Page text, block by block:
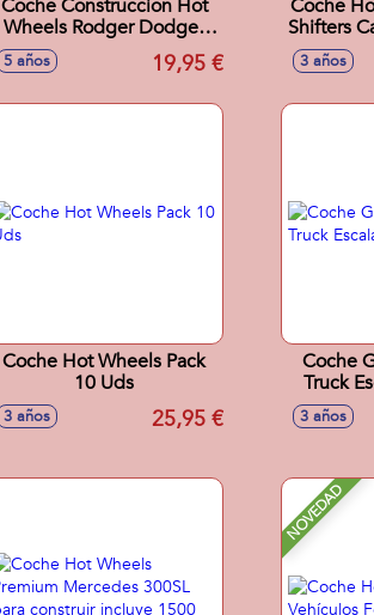
Coche Construccion Hot
Wheels Rodger Dodger
Con Un Monster Truck..
5 años 19,95 €
Coche
Shifters
3 años
Coche Hot Wheels Pack
10 Uds
3 años 25,95 €
Coche
Truck
3 años
NOVEDAD